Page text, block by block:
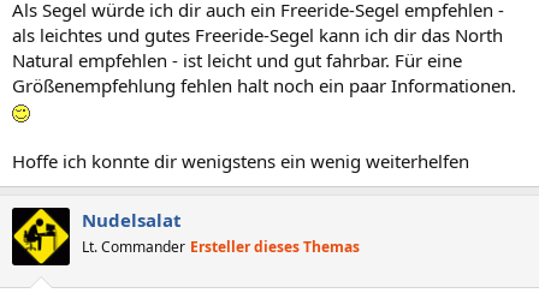
Als Segel würde ich dir auch ein Freeride-Segel empfehlen -
als leichtes und gutes Freeride-Segel kann ich dir das North
Natural empfehlen - ist leicht und gut fahrbar. Für eine
Größenempfehlung fehlen halt noch ein paar Informationen.
Hoffe ich konnte dir wenigstens ein wenig weiterhelfen
Nudelsalat
Lt. Commander Ersteller dieses Themas